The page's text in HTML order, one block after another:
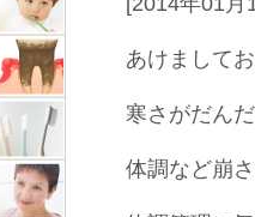
あけまして
寒さがだん
体調など崩